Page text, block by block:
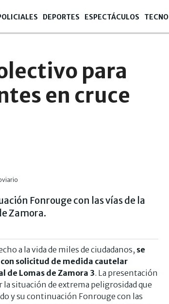
DEPORTES ESPECTÁCULOS TECNO
para
en cruce
Fonrouge con las vías de la
Zamora.
a la vida de miles de ciudadanos, se
solicitud de medida cautelar
de Lomas de Zamora 3. La presentación
situación de extrema peligrosidad que
y su continuación Fonrouge con las